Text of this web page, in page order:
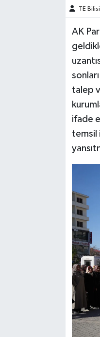
TE
AK
talep
ifade
temsil